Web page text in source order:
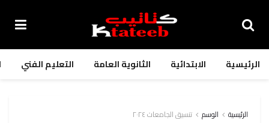
الرئيسية الابتدائية الثانوية العامة التعليم الفني
الرئيسية الوسم تنسيق الجامعات ٢٠٢٤